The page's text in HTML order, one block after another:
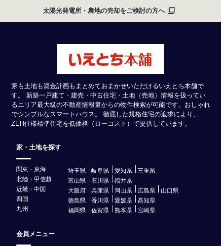
太陽光発電所・農地の売却をご検討の方へ
家も土地も資金計画もまとめておまかせいただけるいえとち本舗で
す。 新築一戸建て・建売・中古住宅・土地（売地）情報を扱ってい
るエリア最大級の不動産情報量からの物件検索が可能です。おしゃれ
でシンプルなスマートハウス。 徹底した規格住宅の追求により、
ZEH仕様標準住宅を低価格（ローコスト）で提供しています。
家・土地を探す
関東・東海 埼玉県 岐阜県 愛知県
三重県
北陸・甲信越
富山県 石川県
福井県
近畿・中国
大阪府 兵庫県 岡山県 広島県
山口県
四国
徳島県 香川県 愛媛県
高知県
九州
福岡県 佐賀県 熊本県 宮崎県
会員メニュー